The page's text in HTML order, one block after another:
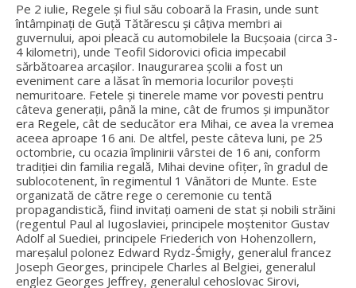
Pe 2 iulie, Regele și fiul său coboară la Frasin, unde sunt
întâmpinați de Guță Tătărescu și câțiva membri ai
guvernului, apoi pleacă cu automobilele la Bucșoaia (circa 3-
4 kilometri), unde Teofil Sidorovici oficia impecabil
sărbătoarea arcașilor. Inaugurarea școlii a fost un
eveniment care a lăsat în memoria locurilor povești
nemuritoare. Fetele și tinerele mame vor povesti pentru
câteva generații, până la mine, cât de frumos și impunător
era Regele, cât de seducător era Mihai, ce avea la vremea
aceea aproape 16 ani. De altfel, peste câteva luni, pe 25
octombrie, cu ocazia împlinirii vârstei de 16 ani, conform
tradiției din familia regală, Mihai devine ofițer, în gradul de
sublocotenent, în regimentul 1 Vânători de Munte. Este
organizată de către rege o ceremonie cu tentă
propagandistică, fiind invitați oameni de stat și nobili străini
(regentul Paul al Iugoslaviei, principele moștenitor Gustav
Adolf al Suediei, principele Friederich von Hohenzollern,
mareșalul polonez Edward Rydz-Śmigły, generalul francez
Joseph Georges, principele Charles al Belgiei, generalul
englez Georges Jeffrey, generalul cehoslovac Sirovi,